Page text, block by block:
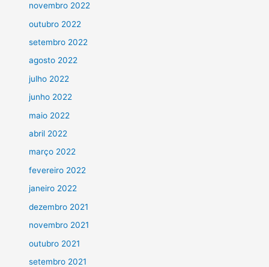
novembro 2022
outubro 2022
setembro 2022
agosto 2022
julho 2022
junho 2022
maio 2022
abril 2022
março 2022
fevereiro 2022
janeiro 2022
dezembro 2021
novembro 2021
outubro 2021
setembro 2021